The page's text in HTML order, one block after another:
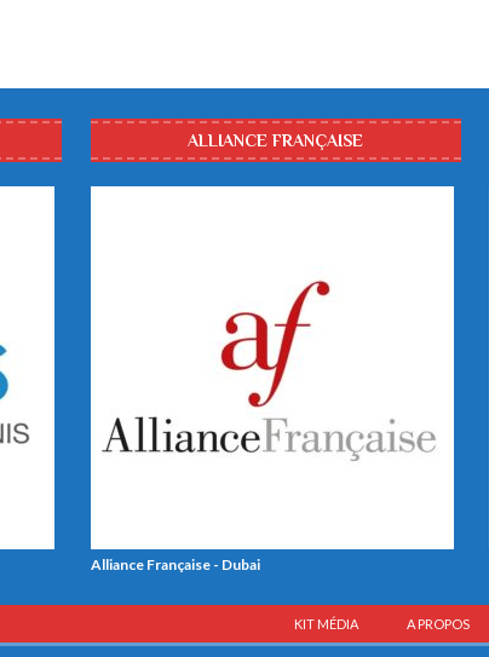
ALLIANCE FRANÇAISE
Alliance Française - Dubai
KIT MÉDIA A PROPOS